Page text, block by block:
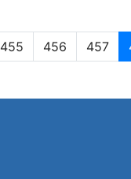
455 456 457